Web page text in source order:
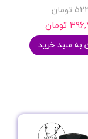
تومان
به سبد خرید